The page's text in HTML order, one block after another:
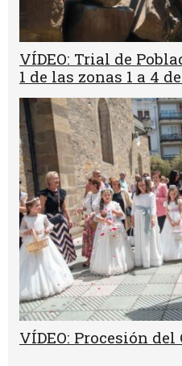
VÍDEO: Trial de
1 de las zonas 1 a 4
VÍDEO: Procesión